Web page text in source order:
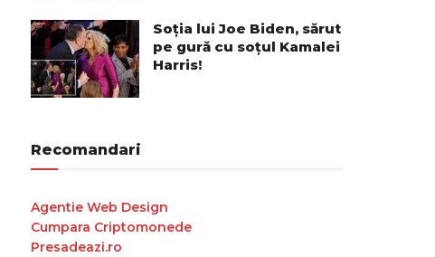
Soția lui Joe Biden, sărut
pe gură cu soțul Kamalei
Harris!
Recomandari
Agentie Web Design
Cumpara Criptomonede
Presadeazi.ro